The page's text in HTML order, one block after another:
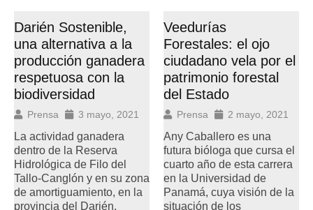
Darién Sostenible,
una alternativa a la
producción ganadera
respetuosa con la
biodiversidad
Prensa 3 mayo, 2021
La actividad ganadera
dentro de la Reserva
Hidrológica de Filo del
Tallo-Canglón y en su zona
de amortiguamiento, en la
provincia del Darién,
Veedurías
Forestales: el ojo
ciudadano vela por el
patrimonio forestal
del Estado
Prensa 2 mayo, 2021
Any Caballero es una
futura bióloga que cursa el
cuarto año de esta carrera
en la Universidad de
Panamá, cuya visión de la
situación de los